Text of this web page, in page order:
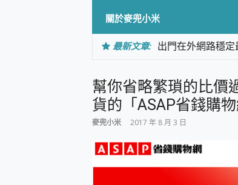
關於麥兜小米
最新文章: 出門在外網路穩定
專為 PC上的
台灣製攝影機在
測
電力超超超持久
防窺黑科技
AI 支付 一錶搞定
超驚艷 讓人一眼
幫你省略繁瑣的比價
貨的「ASAP省錢購
麥兜小米 2017 年 8 月 3 日